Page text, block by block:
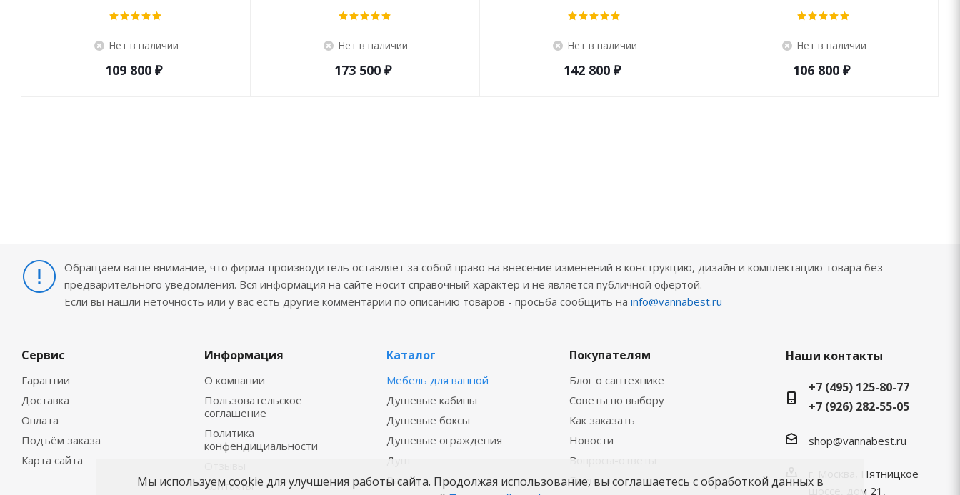
Нет в наличии
109 800 ₽
Нет в наличии
173 500 ₽
Нет в наличии
142 800 ₽
Нет в наличии
106 800 ₽
Обращаем ваше внимание, что фирма-производитель оставляет за собой право на внесение изменений в конструкцию, дизайн и комплектацию товара без
предварительного уведомления. Вся информация на сайте носит справочный характер и не является публичной офертой.
Если вы нашли неточность или у вас есть другие комментарии по описанию товаров - просьба сообщить на info@vannabest.ru
Сервис
Гарантии
Доставка
Оплата
Подъём заказа
Карта сайта
Информация
О компании
Пользовательское
соглашение
Политика
конфендициальности
Контакты
Каталог
Мебель для ванной
Душевые кабины
Душевые боксы
Душевые ограждения
Душ
Ванны
Покупателям
Блог о сантехнике
Советы по выбору
Как заказать
Новости
Вопросы-ответы
Бренды
Наши контакты
+7 (495) 125-80-77
+7 (926) 282-55-05
shop@vannabest.ru
г. Москва, Пятницкое
шоссе, дом 21,
Мы используем cookie для улучшения работы сайта. Продолжая использование, вы соглашаетесь с обработкой данных в